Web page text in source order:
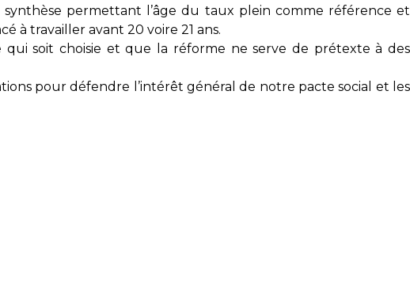
permettant l’âge du taux plein comme référence et
à travailler avant 20 voire 21 ans.
soit choisie et que la réforme ne serve de prétexte à des
pour défendre l’intérêt général de notre pacte social et les